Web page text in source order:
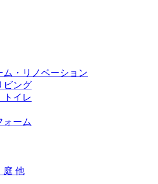
ム・リノベーション
ビング
トイレ
ォーム
庭 他